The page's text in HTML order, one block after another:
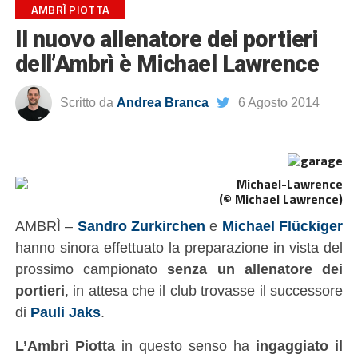
AMBRÌ PIOTTA
Il nuovo allenatore dei portieri
dell’Ambrì è Michael Lawrence
Scritto da Andrea Branca 6 Agosto 2014
(© Michael Lawrence)
AMBRÌ – Sandro Zurkirchen e Michael Flückiger
hanno sinora effettuato la preparazione in vista del
prossimo campionatosenza un allenatore dei
portieri, in attesa che il club trovasse il successore
di Pauli Jaks.
L’Ambrì Piottain questo senso ha ingaggiato il